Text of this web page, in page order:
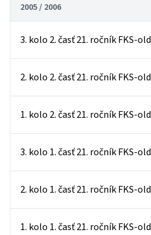
2005 / 2006
3. kolo 2. časť 21. ročník FKS-old
2. kolo 2. časť 21. ročník FKS-old
1. kolo 2. časť 21. ročník FKS-old
3. kolo 1. časť 21. ročník FKS-old
2. kolo 1. časť 21. ročník FKS-old
1. kolo 1. časť 21. ročník FKS-old